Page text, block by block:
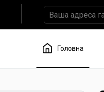
Головна